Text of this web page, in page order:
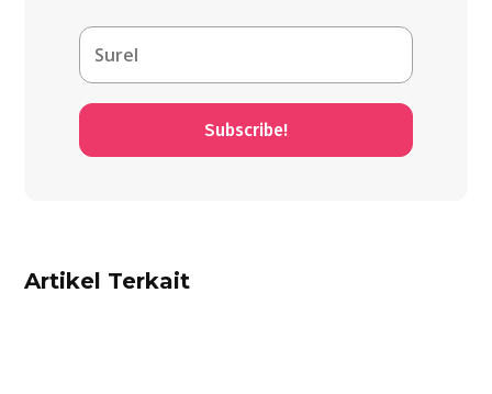
Subscribe!
Artikel Terkait